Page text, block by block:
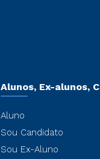
Alunos, Ex-alunos,
Aluno
Sou Candidato
Sou Ex-Aluno